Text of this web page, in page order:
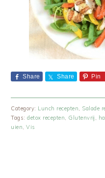
Share Share Pin
Category: Lunch recepten, Salade
Tags:detox recepten, Glutenvrij ,
uien,Vis